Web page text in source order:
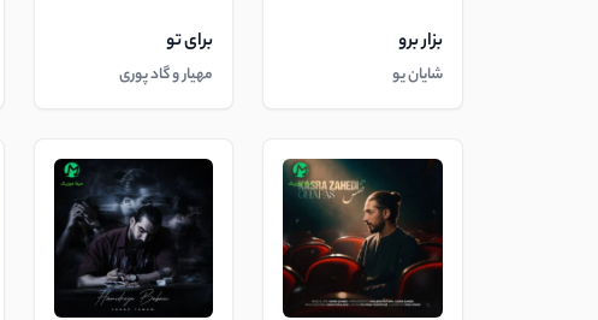
بزار برو
شایان یو
برای تو
مهیار و گاد پوری